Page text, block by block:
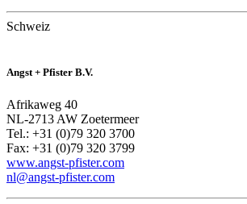
Schweiz
Angst + Pfister B.V.
Afrikaweg 40
NL-2713 AW Zoetermeer
Tel.: +31 (0)79 320 3700
Fax: +31 (0)79 320 3799
www.angst-pfister.com
nl@angst-pfister.com